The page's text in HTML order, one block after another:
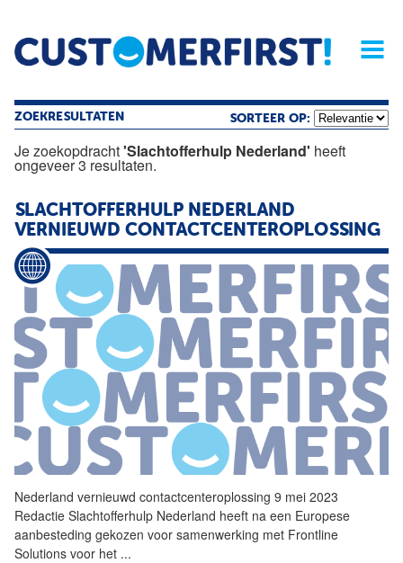
Home Opinie Archief
Magazine
ZOEKRESULTATEN SORTEER OP:
Je zoekopdracht'Slachtofferhulp Nederland' heeft
ongeveer 3 resultaten.
SLACHTOFFERHULP NEDERLAND
VERNIEUWD CONTACTCENTEROPLOSSING
Nederland vernieuwd contactcenteroplossing 9 mei 2023
Redactie Slachtofferhulp Nederland heeft na een Europese
aanbesteding gekozen voor samenwerking met Frontline
Solutions voor het ...